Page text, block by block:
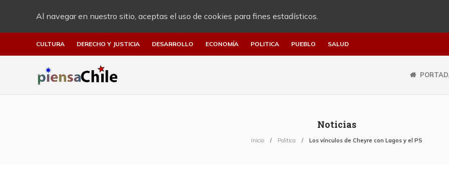
Al navegar en nuestro sitio, aceptas el uso de cookies para fines estadísticos.
CULTURA DERECHO Y JUSTICIA DESARROLLO ECONOMÍA POLITICA PUEBLO SALUD
Noticias
Inicio Politica Los vínculos de Cheyre con Lagos y el PS